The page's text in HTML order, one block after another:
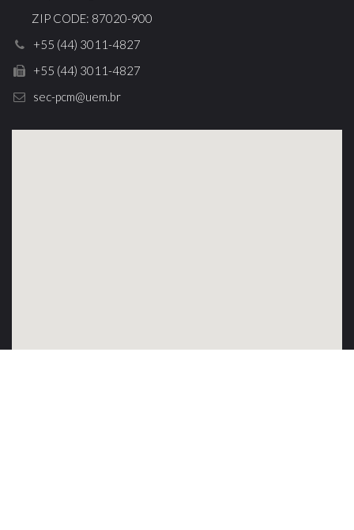
ZIP CODE: 87020-900
+55 (44) 3011-4827
+55 (44) 3011-4827
sec-pcm@uem.br